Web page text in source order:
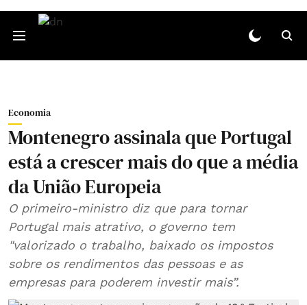
Economia
Montenegro assinala que Portugal
está a crescer mais do que a média
da União Europeia
O primeiro-ministro diz que para tornar
Portugal mais atrativo, o governo tem
"valorizado o trabalho, baixado os impostos
sobre os rendimentos das pessoas e as
empresas para poderem investir mais”.